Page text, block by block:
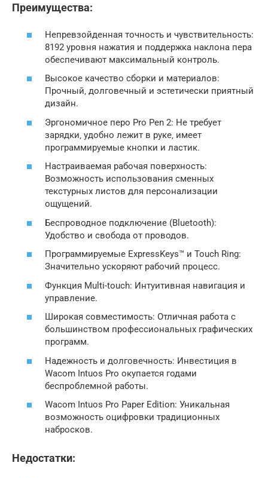
Преимущества:
Непревзойденная точность и чувствительность:
8192 уровня нажатия и поддержка наклона пера
обеспечивают максимальный контроль.
Высокое качество сборки и материалов:
Прочный‚ долговечный и эстетически приятный
дизайн.
Эргономичное перо Pro Pen 2: Не требует
зарядки‚ удобно лежит в руке‚ имеет
программируемые кнопки и ластик.
Настраиваемая рабочая поверхность:
Возможность использования сменных
текстурных листов для персонализации
ощущений.
Беспроводное подключение (Bluetooth):
Удобство и свобода от проводов.
Программируемые ExpressKeys™ и Touch Ring:
Значительно ускоряют рабочий процесс.
Функция Multi-touch: Интуитивная навигация и
управление.
Широкая совместимость: Отличная работа с
большинством профессиональных графических
программ.
Надежность и долговечность: Инвестиция в
Wacom Intuos Pro окупается годами
беспроблемной работы.
Wacom Intuos Pro Paper Edition: Уникальная
возможность оцифровки традиционных
набросков.
Недостатки: